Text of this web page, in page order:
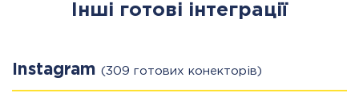
Інші готові інтеграції
Instagram (309 готових конекторів)